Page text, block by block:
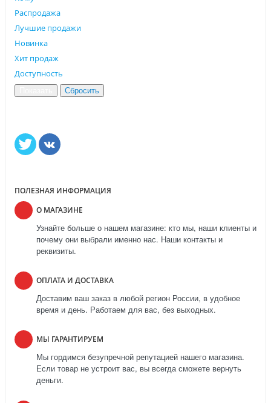
Распродажа
Лучшие продажи
Новинка
Хит продаж
Доступность
ПОЛЕЗНАЯ ИНФОРМАЦИЯ
О МАГАЗИНЕ
Узнайте больше о нашем магазине: кто мы, наши клиенты и
почему они выбрали именно нас. Наши контакты и
реквизиты.
ОПЛАТА И ДОСТАВКА
Доставим ваш заказ в любой регион России, в удобное
время и день. Работаем для вас, без выходных.
МЫ ГАРАНТИРУЕМ
Мы гордимся безупречной репутацией нашего магазина.
Если товар не устроит вас, вы всегда сможете вернуть
деньги.